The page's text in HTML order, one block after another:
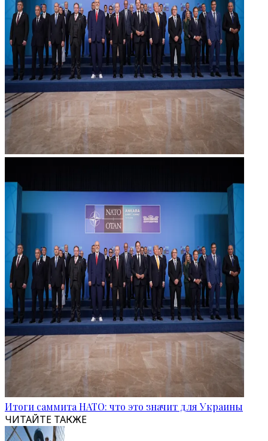
Итоги саммита НАТО: что это значит для Украины
ЧИТАЙТЕ ТАКЖЕ